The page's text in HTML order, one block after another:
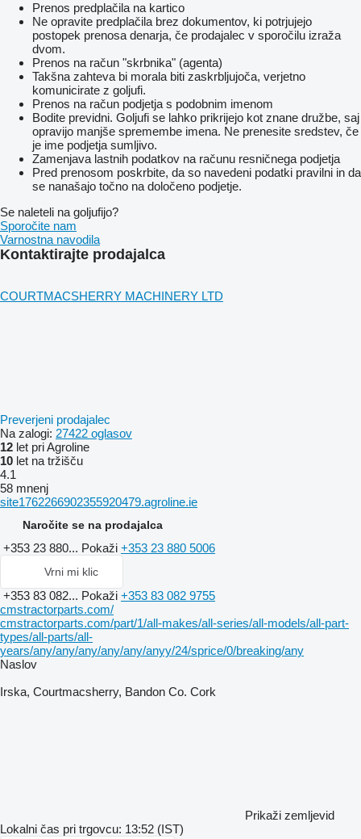
Prenos predplačila na kartico
Ne opravite predplačila brez dokumentov, ki potrjujejo
postopek prenosa denarja, če prodajalec v sporočilu izraža
dvom.
Prenos na račun "skrbnika" (agenta)
Takšna zahteva bi morala biti zaskrbljujoča, verjetno
komunicirate z goljufi.
Prenos na račun podjetja s podobnim imenom
Bodite previdni. Goljufi se lahko prikrijejo kot znane družbe, saj
opravijo manjše spremembe imena. Ne prenesite sredstev, če
je ime podjetja sumljivo.
Zamenjava lastnih podatkov na računu resničnega podjetja
Pred prenosom poskrbite, da so navedeni podatki pravilni in da
se nanašajo točno na določeno podjetje.
Se naleteli na goljufijo?
Sporočite nam
Varnostna navodila
Kontaktirajte prodajalca
COURTMACSHERRY MACHINERY LTD
Preverjeni prodajalec
Na zalogi: 27422 oglasov
12 let pri Agroline
10 let na tržišču
4.1
58 mnenj
site1762266902355920479.agroline.ie
Naročite se na prodajalca
+353 23 880... Pokaži +353 23 880 5006
Vrni mi klic
+353 83 082... Pokaži +353 83 082 9755
cmstractorparts.com/
cmstractorparts.com/part/1/all-makes/all-series/all-models/all-part-
types/all-parts/all-
years/any/any/any/any/any/anyy/24/sprice/0/breaking/any
Naslov
Irska, Courtmacsherry, Bandon Co. Cork
Prikaži zemljevid
Lokalni čas pri trgovcu: 13:52 (IST)